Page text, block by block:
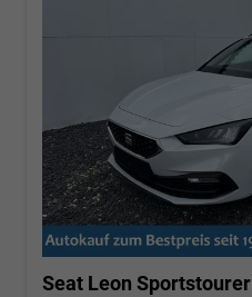
Seat Leon Sportstourer